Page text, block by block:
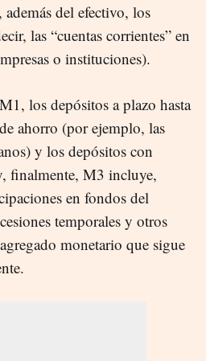
del efectivo, los
las “cuentas corrientes” en
o instituciones).
los depósitos a plazo hasta
ahorro (por ejemplo, las
y los depósitos con
finalmente, M3 incluye,
en fondos del
temporales y otros
monetario que sigue